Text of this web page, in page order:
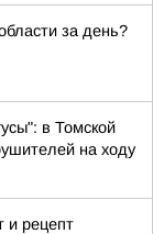
за день?
в Томской
на ходу
и рецепт